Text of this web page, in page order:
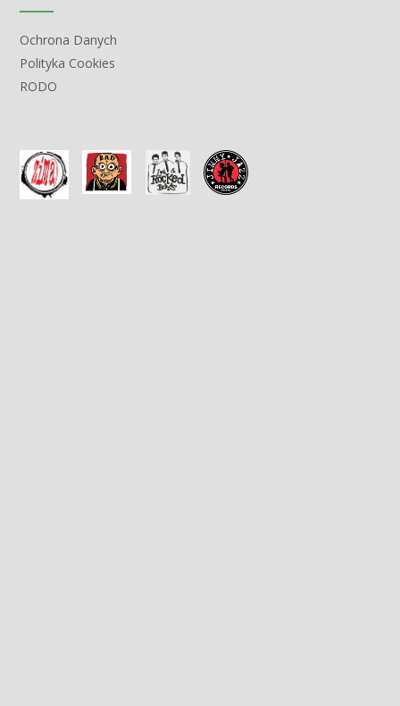
Ochrona Danych
Polityka Cookies
RODO